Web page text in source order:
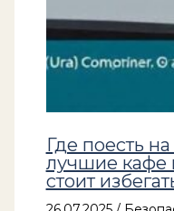
Где поесть
лучшие кафе
стоит